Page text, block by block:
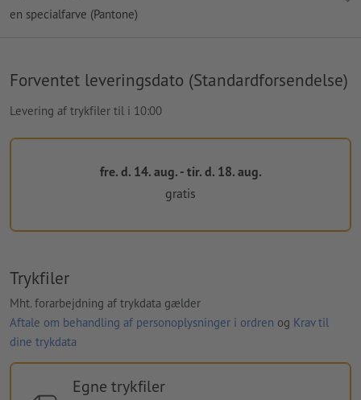
en specialfarve (Pantone)
Forventet leveringsdato (Standardforsendelse)
Levering af trykfiler til i 10:00
fre. d. 14. aug. - tir. d. 18. aug.
gratis
Trykfiler
Mht. forarbejdning af trykdata gælder
Aftale om behandling af personoplysninger i ordren og Krav til
dine trykdata
Egne trykfiler